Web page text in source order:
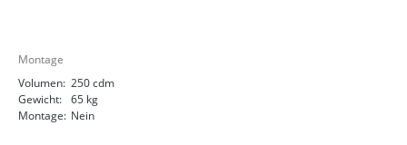
Montage
Volumen: 250 cdm
Gewicht: 65 kg
Montage: Nein